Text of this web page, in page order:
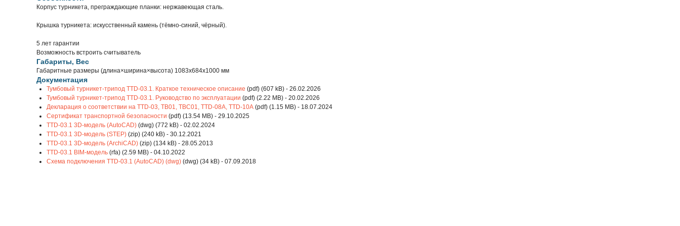
Корпус турникета, преграждающие планки: нержавеющая сталь.
Крышка турникета: искусственный камень (тёмно-синий, чёрный).
5 лет гарантии
Возможность встроить считыватель
Габариты, Вес
Габаритные размеры (длина×ширина×высота) 1083х684х1000 мм
Документация
Тумбовый турникет-трипод TTD-03.1. Краткое техническое описание (pdf) (607 kB) - 26.02.2026
Тумбовый турникет-трипод TTD-03.1. Руководство по эксплуатации (pdf) (2.22 MB) - 20.02.2026
Декларация о соответствии на TTD-03, TB01, TBC01, TTD-08A, TTD-10A (pdf) (1.15 MB) - 18.07.2024
Сертификат транспортной безопасности (pdf) (13.54 MB) - 29.10.2025
TTD-03.1 3D-модель (AutoCAD) (dwg) (772 kB) - 02.02.2024
TTD-03.1 3D-модель (STEP) (zip) (240 kB) - 30.12.2021
TTD-03.1 3D-модель (ArchiCAD) (zip) (134 kB) - 28.05.2013
TTD-03.1 BIM-модель (rfa) (2.59 MB) - 04.10.2022
Схема подключения TTD-03.1 (AutoCAD) (dwg) (dwg) (34 kB) - 07.09.2018